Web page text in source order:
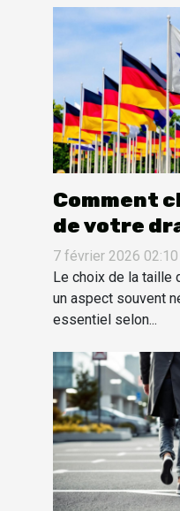
Comment
de votre
allemand
usages ?
7 février 2026 02:10
Le choix de la taille
un aspect souvent
essentiel selon...